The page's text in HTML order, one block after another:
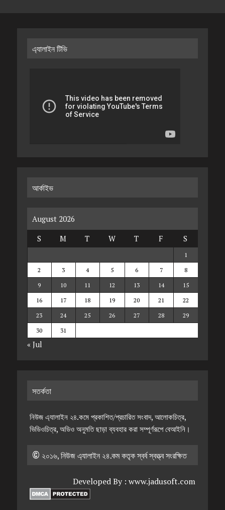
এ্যালাইন টিভি
আর্কাইভ
August 2026
S
M T W T F S
1
2
3 4 5 6 7
8
9
10 11 12 13 14
15
16
17 18 19 20 21
22
23
24 25 26 27 28
29
30
31
« Jul
সতর্কতা
নিউজ এ্যালাইন ২৪.কমে প্রকাশিত/প্রচারিত সংবাদ, আলোকচিত্র,
ভিডিওচিত্র, অডিও অনুমতি ছাড়া ব্যবহার করা সম্পূর্ণরূপে বেআইনি।
© ২০১৬, নিউজ এ্যালাইন ২৪.কম কতৃক স্বর্ব স্বত্ত্ব সংরক্ষিত
Developed By :www.jadusoft.com